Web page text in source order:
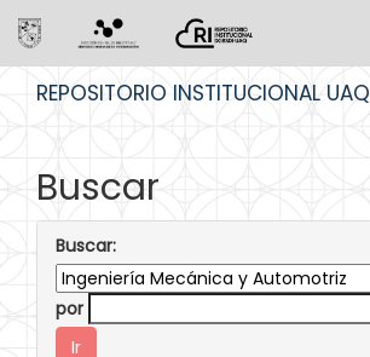
REPOSITORIO INSTITUCIONAL UAQ
Buscar
Buscar:
por